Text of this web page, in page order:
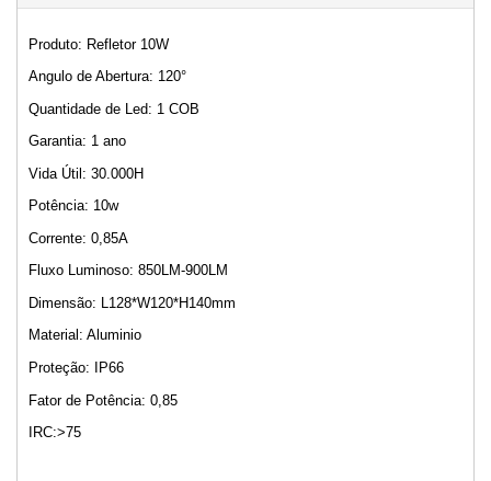
Produto: Refletor 10W
Angulo de Abertura: 120°
Quantidade de Led: 1 COB
Garantia: 1 ano
Vida Útil: 30.000H
Potência: 10w
Corrente: 0,85A
Fluxo Luminoso: 850LM-900LM
Dimensão: L128*W120*H140mm
Material: Aluminio
Proteção: IP66
Fator de Potência: 0,85
IRC:>75